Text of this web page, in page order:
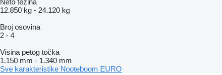
12.850 kg - 24.120 kg
Broj osovina
2 - 4
Visina petog točka
1.150 mm - 1.340 mm
Sve karakteristike Nooteboom EURO